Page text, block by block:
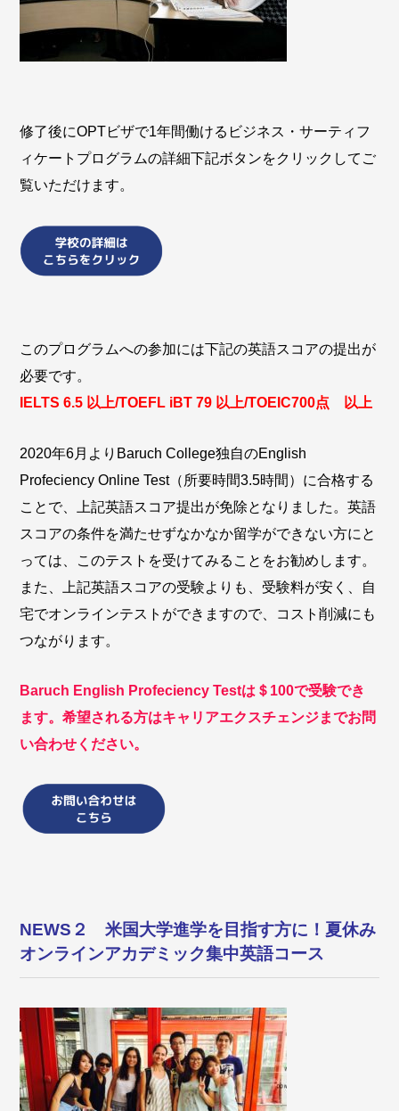
修了後にOPTビザで1年間働けるビジネス・サーティフ
ィケートプログラムの詳細下記ボタンをクリックしてご
覧いただけます。
このプログラムへの参加には下記の英語スコアの提出が
必要です。
IELTS 6.5 以上/TOEFL iBT 79 以上/TOEIC700点 以上
2020年6月よりBaruch College独自のEnglish
Profeciency Online Test（所要時間3.5時間）に合格する
ことで、上記英語スコア提出が免除となりました。英語
スコアの条件を満たせずなかなか留学ができない方にと
っては、このテストを受けてみることをお勧めします。
また、上記英語スコアの受験よりも、受験料が安く、自
宅でオンラインテストができますので、コスト削減にも
つながります。
Baruch English Profeciency Testは＄100で受験でき
ます。希望される方はキャリアエクスチェンジまでお問
い合わせください。
NEWS２ 米国大学進学を目指す方に！夏休み
オンラインアカデミック集中英語コース